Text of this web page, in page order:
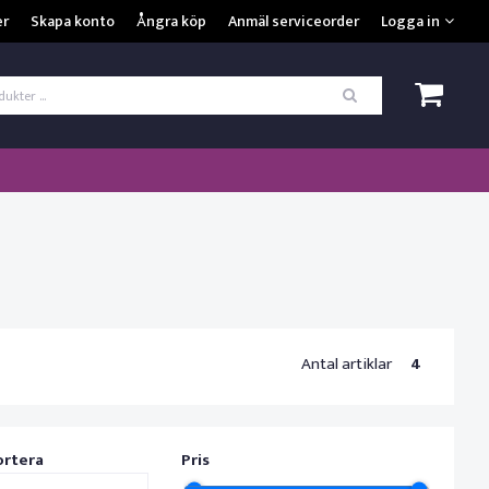
Skapa konto Ångra köp Anmäl serviceorder Logga in
in
*
Antal artiklar 4
Pris